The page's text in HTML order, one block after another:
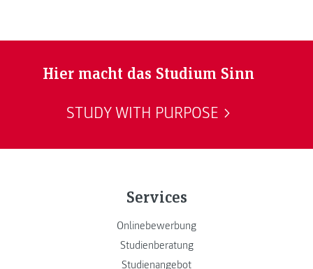
Hier macht das Studium Sinn
STUDY WITH PURPOSE
Services
Onlinebewerbung
Studienberatung
Studienangebot